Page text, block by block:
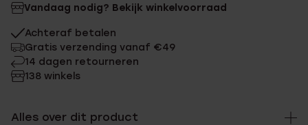
Vandaag nodig? Bekijk winkelvoorraad
Achteraf betalen
Gratis verzending vanaf €49
14 dagen retourneren
138 winkels
Alles over dit product